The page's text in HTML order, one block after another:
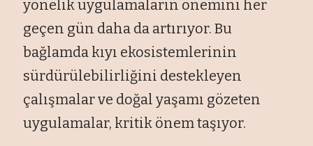
yönelik uygulamaların önemini her
geçen gün daha da artırıyor. Bu
bağlamda kıyı ekosistemlerinin
sürdürülebilirliğini destekleyen
çalışmalar ve doğal yaşamı gözeten
uygulamalar, kritik önem taşıyor.